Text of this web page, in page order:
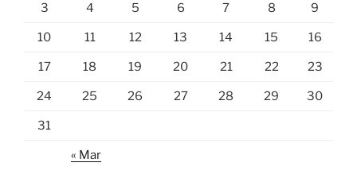
3 4 5 6 7 8 9
10 11 12 13 14 15 16
17 18 19 20 21 22 23
24 25 26 27 28 29 30
31
« Mar